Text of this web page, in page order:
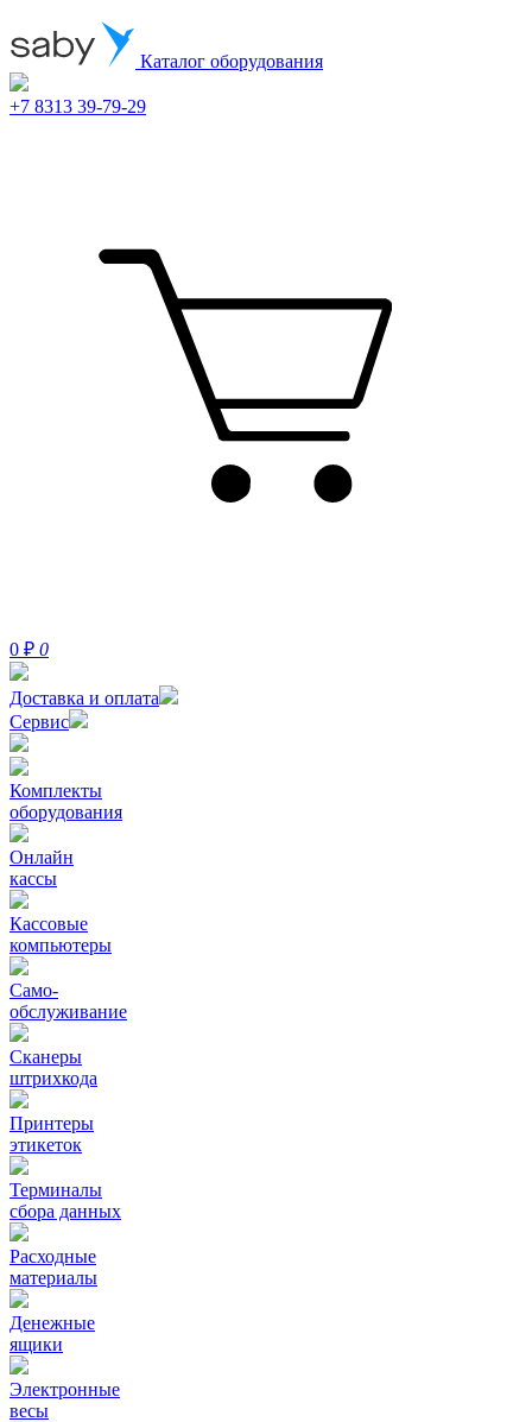
Каталог оборудования
+7 8313 39-79-29
0 ₽ 0
Доставка и оплата
Сервис
Комплекты
оборудования
Онлайн
кассы
Кассовые
компьютеры
Само-
обслуживание
Сканеры
штрихкода
Принтеры
этикеток
Терминалы
сбора данных
Расходные
материалы
Денежные
ящики
Электронные
весы